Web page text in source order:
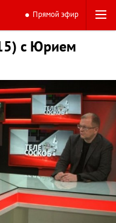
Прямой эфир
с Юрием